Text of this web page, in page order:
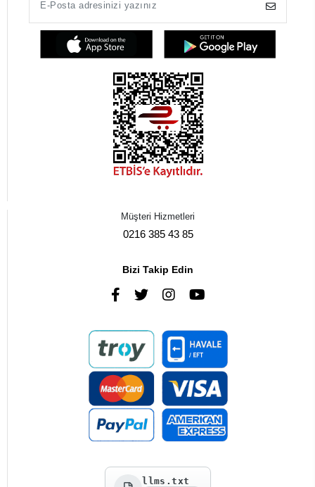
Müşteri Hizmetleri
0216 385 43 85
Bizi Takip Edin
llms.txt